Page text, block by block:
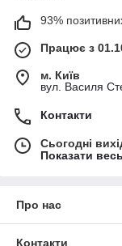
93%
Працює з
м. Київ
вул. Василя
Контакти
Сьогодні
Показати
Про нас
Контакти